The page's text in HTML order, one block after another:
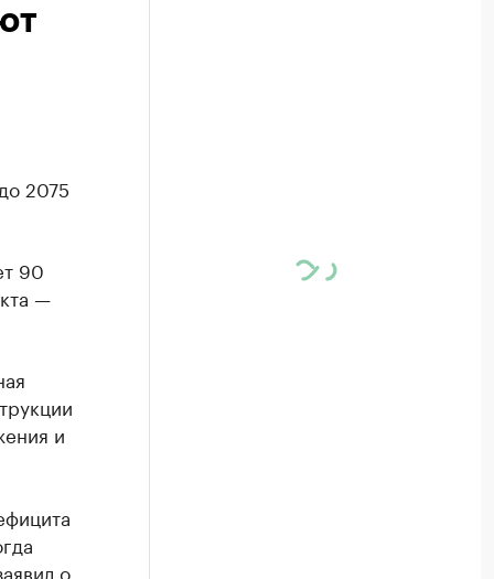
2075
90
—
и
о